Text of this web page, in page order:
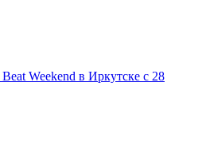
Weekend в Иркутске с 28